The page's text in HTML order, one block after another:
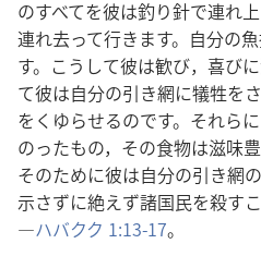
のすべてを彼は釣り針で連れ
連れ去って行きます。自分の
す。こうして彼は歓び，喜び
て彼は自分の引き網に犠牲を
をくゆらせるのです。それら
のったもの，その食物は滋味
そのために彼は自分の引き網
示さずに絶えず諸国民を殺す
―ハバクク 1:13-17。